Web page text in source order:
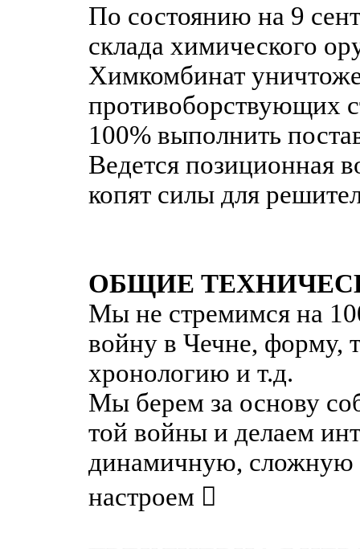
По состоянию на 9
склада химического
Химкомбинат
противоборствующих
100% выполнить
Ведется позиционная
копят силы для
ОБЩИЕ
Мы не стремимся на
войну в Чечне, форму,
хронологию и т.д.
Мы берем за основу
той войны и делаем
динамичную, сложную
настроем 